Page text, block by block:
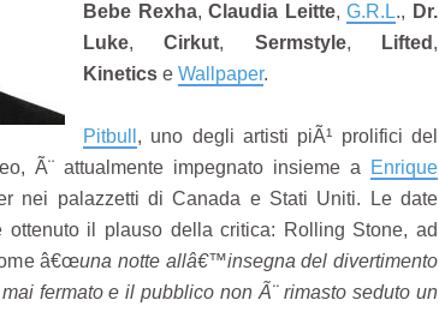
Bebe Rexha,Claudia Leitte,G.R.L., Dr.
Luke,Cirkut, Sermstyle, Lifted ,
Kinetics e Wallpaper.
Pitbull , uno degli artisti piÃ¹ prolifici del
Ã¨ attualmente impegnato insieme a
Enrique
nei palazzetti di Canada e Stati Uniti. Le date
ottenuto il plauso della critica: Rolling Stone, ad
â€œuna notte allâ€™insegna del divertimento
fermato e il pubblico non Ã¨ rimasto seduto un